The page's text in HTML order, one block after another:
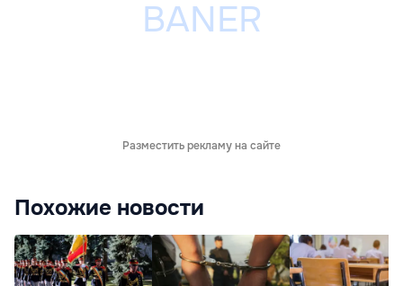
Разместить рекламу на сайте
Похожие новости